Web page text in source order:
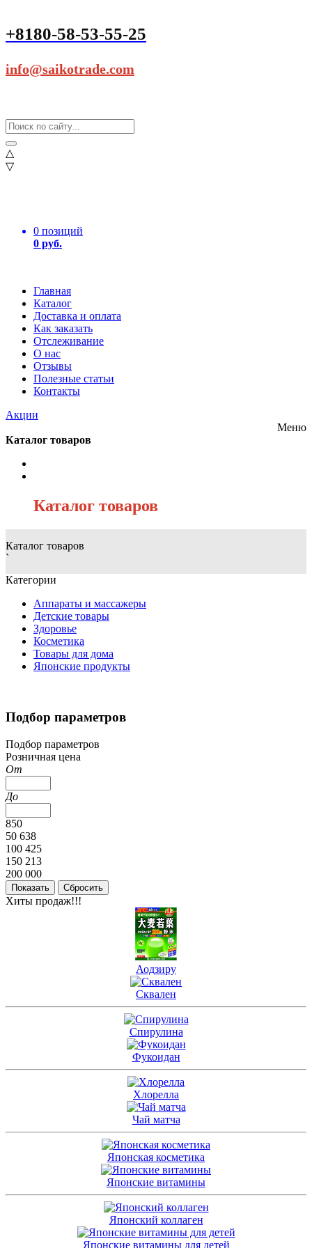
+8180-58-53-55-25
info@saikotrade.com
△
▽
0 позиций
0 руб.
Главная
Каталог
Доставка и оплата
Как заказать
Отслеживание
О нас
Отзывы
Полезные статьи
Контакты
Акции
Меню
Каталог товаров
Каталог товаров
Каталог товаров
`
Категории
Аппараты и массажеры
Детские товары
Здоровье
Косметика
Товары для дома
Японские продукты
Подбор параметров
Подбор параметров
Розничная цена
От
До
850
50 638
100 425
150 213
200 000
Хиты продаж!!!
Аодзиру
Сквален
Спирулина
Фукоидан
Хлорелла
Чай матча
Японская косметика
Японские витамины
Японский коллаген
Японские витамины для детей